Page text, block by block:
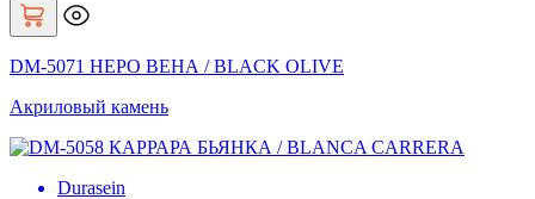
DM-5071 НЕРО ВЕНА / BLACK OLIVE
Акриловый камень
Durasein